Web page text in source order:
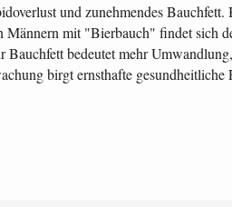
und zunehmendes Bauchfett.
mit "Bierbauch" findet sich
bedeutet mehr
birgt ernsthafte gesundheitliche